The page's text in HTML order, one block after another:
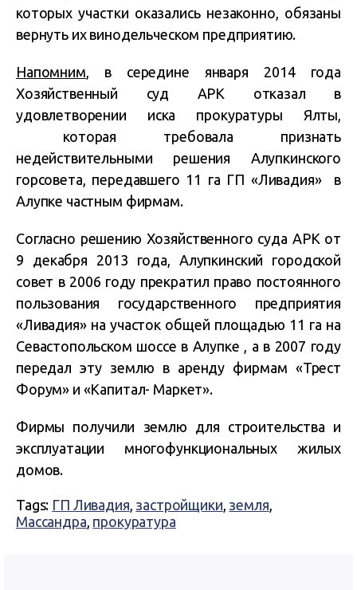
которых участки оказались незаконно, обязаны
вернуть их винодельческом предприятию.
Напомним, в середине января 2014 года
Хозяйственный суд АРК отказал в
удовлетворении иска прокуратуры Ялты,
которая требовала признать
недействительными решения Алупкинского
горсовета, передавшего 11 га ГП «Ливадия» в
Алупке частным фирмам.
Согласно решению Хозяйственного суда АРК от
9 декабря 2013 года, Алупкинский городской
совет в 2006 году прекратил право постоянного
пользования государственного предприятия
«Ливадия» на участок общей площадью 11 га на
Севастопольском шоссе в Алупке , а в 2007 году
передал эту землю в аренду фирмам «Трест
Форум» и «Капитал- Маркет».
Фирмы получили землю для строительства и
эксплуатации многофункциональных жилых
домов.
Tags: ГП Ливадия, застройщики, земля,
Массандра, прокуратура